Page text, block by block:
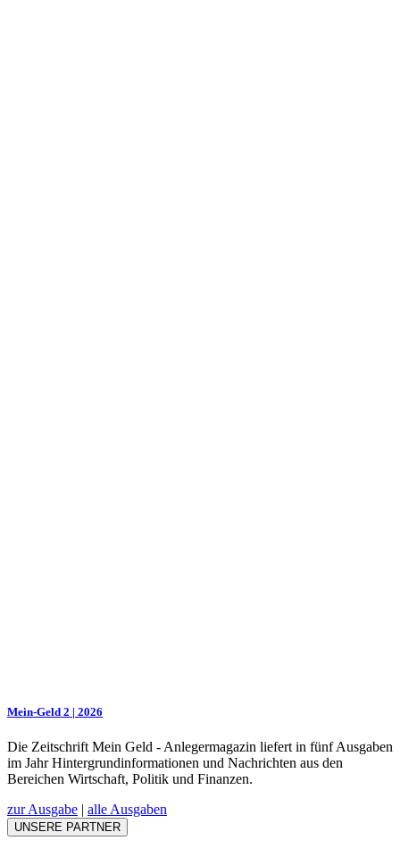
Mein-Geld 2 | 2026
Die Zeitschrift Mein Geld - Anlegermagazin liefert in fünf Ausgaben
im Jahr Hintergrundinformationen und Nachrichten aus den
Bereichen Wirtschaft, Politik und Finanzen.
zur Ausgabe | alle Ausgaben
UNSERE PARTNER